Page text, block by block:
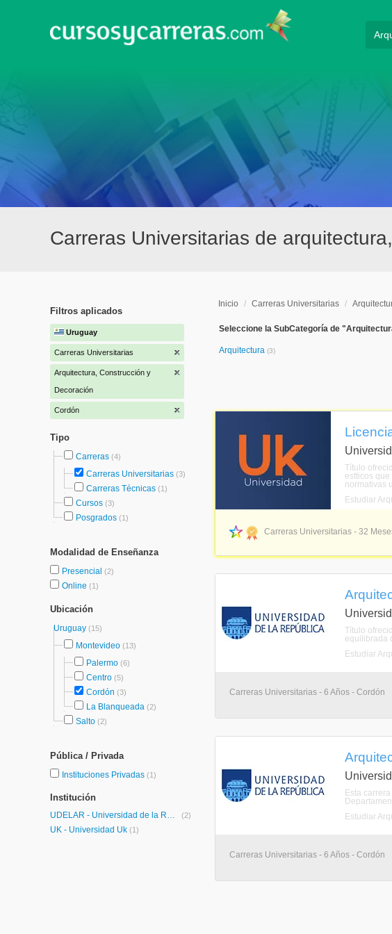
Carreras Universitarias de
Filtros aplicados
Uruguay
Carreras Universitarias
Arquitectura, Construcción y
Decoración
Cordón
Tipo
Carreras (4)
Carreras Universitarias (3)
Carreras Técnicas (1)
Cursos (3)
Posgrados (1)
Modalidad de Enseñanza
Presencial (2)
Online (1)
Ubicación
Uruguay (15)
Montevideo (13)
Palermo (6)
Centro (5)
Cordón (3)
La Blanqueada (2)
Salto (2)
Pública / Privada
Instituciones Privadas (1)
Institución
UDELAR - Universidad de la República (2)
UK - Universidad Uk (1)
Inicio / Carreras Universitarias /
Seleccione la SubCategoría de
Arquitectura (3)
Título
estticos
normativas
Estudiar
Carreras Universitarias - 32
Título
equilibrada
Estudiar
Carreras Universitarias - 6 Años - Cordón
Esta
Estudiar
Carreras Universitarias - 6 Años - Cordón